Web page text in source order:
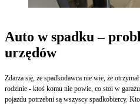
Auto w spadku –
urzędów
Zdarza się, że spadkodawca nie wie, że
rodzinie - ktoś komu nie powie, co stoi w
pojazdu potrzebni są wszyscy spadkobiercy.